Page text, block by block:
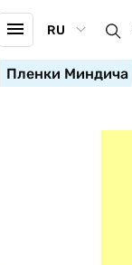
RU
Пленки Миндича